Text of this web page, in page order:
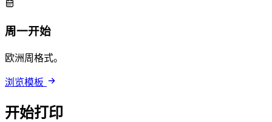
周一开始
欧洲周格式。
浏览模板
开始打印